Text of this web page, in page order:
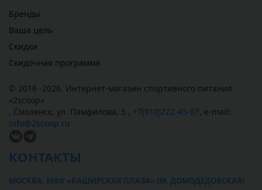
Бренды
Ваша цель
Скидки
Скидочная программа
© 2016 -2026, Интернет-магазин спортивного питания
«2scoop»
, Смоленск, ул. Памфилова, 5 , +7(910)722-45-67, e-mail:
info@2scoop.ru
КОНТАКТЫ
МОСКВА, МФК «КАШИРСКАЯ ПЛАЗА» (М. ДОМОДЕДОВСКАЯ)